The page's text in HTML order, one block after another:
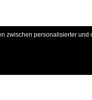
zwischen personalisierter